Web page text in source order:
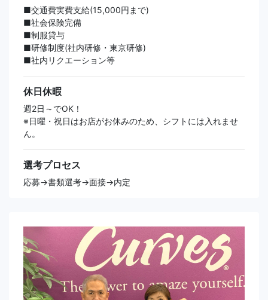
■交通費実費支給(15,000円まで)
■社会保険完備
■制服貸与
■研修制度(社内研修・東京研修)
■社内リクエーション等
休日休暇
週2日～でOK！
※日曜・祝日はお店がお休みのため、シフトには入れませ
ん。
選考プロセス
応募→書類選考→面接→内定